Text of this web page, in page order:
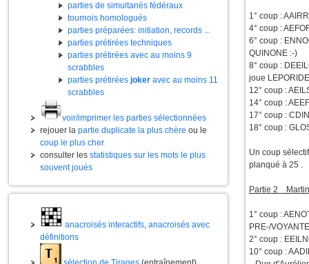
parties de simultanés fédéraux
tournois homologués
parties préparées: initiation, records ...
parties prétirées techniques
parties prétirées avec au moins 9
scrabbles
parties prétirées joker avec au moins 11
scrabbles
voir/imprimer les parties sélectionnées
rejouer la partie duplicate la plus chère ou le
coup le plus cher
consulter les statistiques sur les mots le plus
souvent joués
anacroisés interactifs, anacroisés avec
définitions
1° coup :
4° coup :
6° coup :
QUINONE :-)
8° coup :
joue
12° coup :
14° coup :
17° coup :
18° coup :
Un coup
planqué à 25 .
Partie 2
1° coup :
PRE-/
2° coup :
10° coup :